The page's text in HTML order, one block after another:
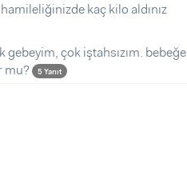
kaç kilo aldınız
gebeyim, çok iştahsızım. bebeğe
mu?
5 Yanıt